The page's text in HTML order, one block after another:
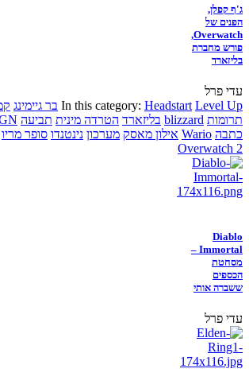
ג'ף קפלן,
הפנים של
Overwatch,
פורש מחברת
בליזארד
עדי פרל
In this category: Headstart Level Up בר גיימינג
תרומות blizzard בליזארד הטרדה מינית תביעה
כתבה Wario אילון מאסק מערכון נינטנדו סופר מריו
Overwatch 2
Diablo
Immortal –
מסחטת
הכספים
ששברה אותי
עדי פרל